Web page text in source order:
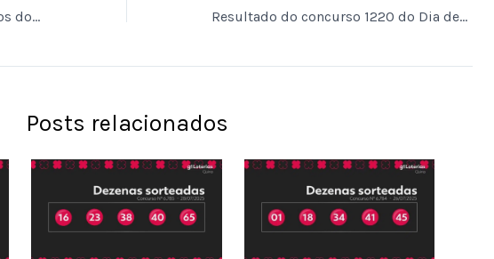
Milionária hoje: números sorteados do concurso 359 e resultado Resultado do concurso 1220 do Dia de Sorte e números sorteados hoje
Posts relacionados